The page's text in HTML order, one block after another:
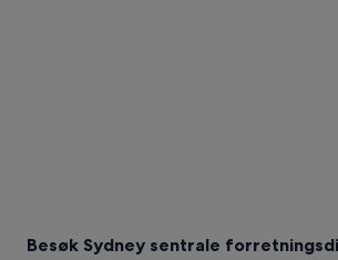
Besøk Sydney sentrale